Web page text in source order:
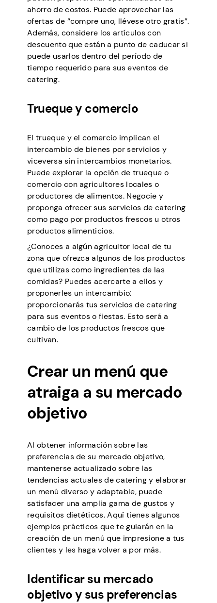
ahorro de costos. Puede aprovechar las
ofertas de “compre uno, llévese otro gratis”.
Además, considere los artículos con
descuento que están a punto de caducar si
puede usarlos dentro del período de
tiempo requerido para sus eventos de
catering.
Trueque y comercio
El trueque y el comercio implican el
intercambio de bienes por servicios y
viceversa sin intercambios monetarios.
Puede explorar la opción de trueque o
comercio con agricultores locales o
productores de alimentos. Negocie y
proponga ofrecer sus servicios de catering
como pago por productos frescos u otros
productos alimenticios.
¿Conoces a algún agricultor local de tu
zona que ofrezca algunos de los productos
que utilizas como ingredientes de las
comidas? Puedes acercarte a ellos y
proponerles un intercambio:
proporcionarás tus servicios de catering
para sus eventos o fiestas. Esto será a
cambio de los productos frescos que
cultivan.
Crear un menú que
atraiga a su mercado
objetivo
Al obtener información sobre las
preferencias de su mercado objetivo,
mantenerse actualizado sobre las
tendencias actuales de catering y elaborar
un menú diverso y adaptable, puede
satisfacer una amplia gama de gustos y
requisitos dietéticos. Aquí tienes algunos
ejemplos prácticos que te guiarán en la
creación de un menú que impresione a tus
clientes y les haga volver a por más.
Identificar su mercado
objetivo y sus preferencias